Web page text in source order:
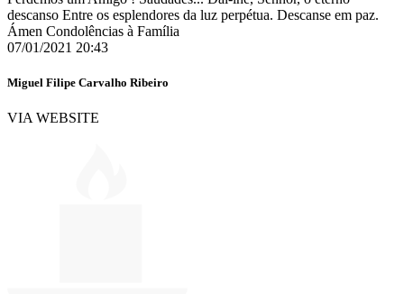
descanso Entre os esplendores da luz perpétua. Descanse em paz.
Ámen Condolências à Família
07/01/2021 20:43
Miguel Filipe Carvalho Ribeiro
VIA WEBSITE